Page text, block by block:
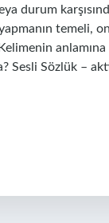
durum
temeli,
Sesli Sözlük –